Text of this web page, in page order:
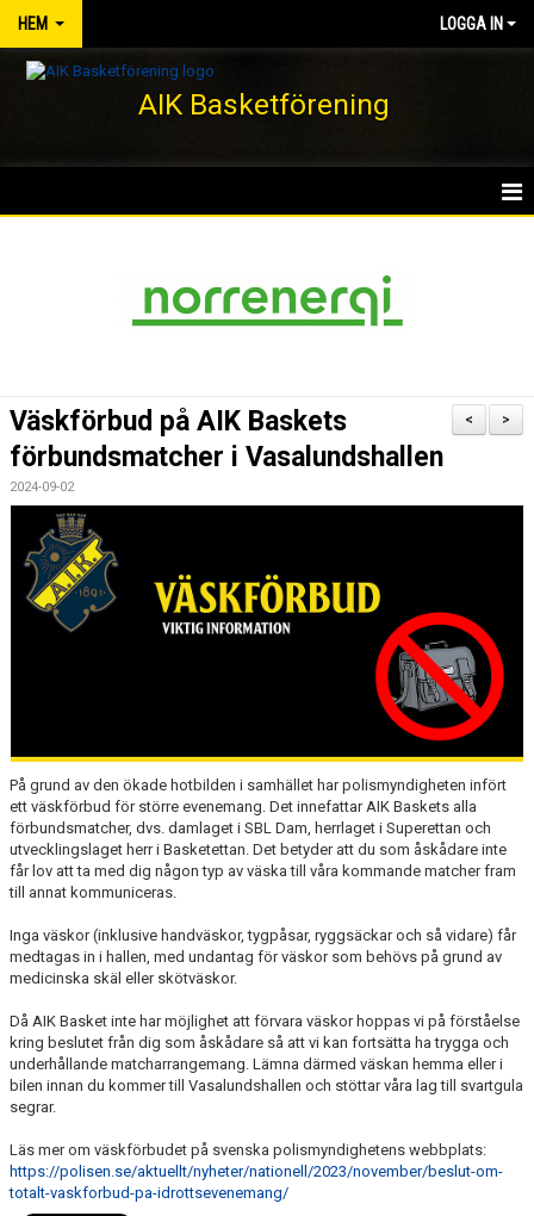
HEM LOGGA IN
AIK Basketförening
DOKUMENT
AVGIFTER
BLI MEDLEM
KÖP BILJETTER
SHOP
AIK.SE
>
<
Väskförbud på AIK Baskets
förbundsmatcher i Vasalundshallen
2024-09-02
På grund av den ökade hotbilden i samhället har polismyndigheten infört
ett väskförbud för större evenemang. Det innefattar AIK Baskets alla
förbundsmatcher, dvs. damlaget i SBL Dam, herrlaget i Superettan och
utvecklingslaget herr i Basketettan. Det betyder att du som åskådare inte
får lov att ta med dig någon typ av väska till våra kommande matcher fram
till annat kommuniceras.
Inga väskor (inklusive handväskor, tygpåsar, ryggsäckar och så vidare) får
medtagas in i hallen, med undantag för väskor som behövs på grund av
medicinska skäl eller skötväskor.
Då AIK Basket inte har möjlighet att förvara väskor hoppas vi på förståelse
kring beslutet från dig som åskådare så att vi kan fortsätta ha trygga och
underhållande matcharrangemang. Lämna därmed väskan hemma eller i
bilen innan du kommer till Vasalundshallen och stöttar våra lag till svartgula
segrar.
Läs mer om väskförbudet på svenska polismyndighetens webbplats:
https://polisen.se/aktuellt/nyheter/nationell/2023/november/beslut-om-
totalt-vaskforbud-pa-idrottsevenemang/